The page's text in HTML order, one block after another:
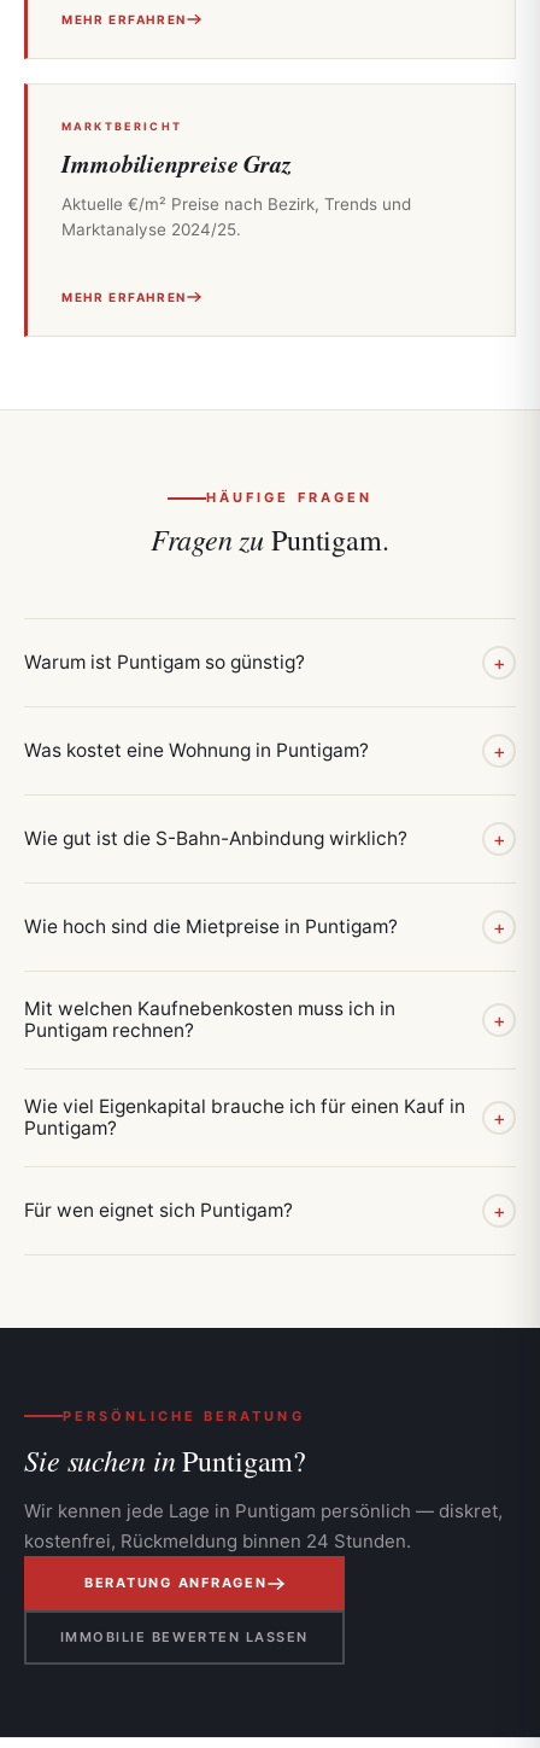
MEHR ERFAHREN
MARKTBERICHT
Immobilienpreise Graz
Aktuelle €/m² Preise nach Bezirk, Trends und
Marktanalyse 2024/25.
MEHR ERFAHREN
HÄUFIGE FRAGEN
Fragen zuPuntigam.
Warum ist Puntigam so günstig? +
Was kostet eine Wohnung in Puntigam? +
Wie gut ist die S-Bahn-Anbindung wirklich? +
Wie hoch sind die Mietpreise in Puntigam? +
Mit welchen Kaufnebenkosten muss ich in
Puntigam rechnen?
+
Wie viel Eigenkapital brauche ich für einen Kauf in
Puntigam?
+
Für wen eignet sich Puntigam? +
PERSÖNLICHE BERATUNG
Sie suchen inPuntigam?
Wir kennen jede Lage in Puntigam persönlich — diskret,
kostenfrei, Rückmeldung binnen 24 Stunden.
BERATUNG ANFRAGEN
IMMOBILIE BEWERTEN LASSEN